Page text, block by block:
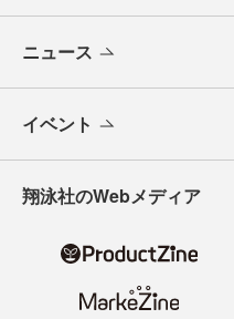
ニュース
イベント
翔泳社のWebメディア